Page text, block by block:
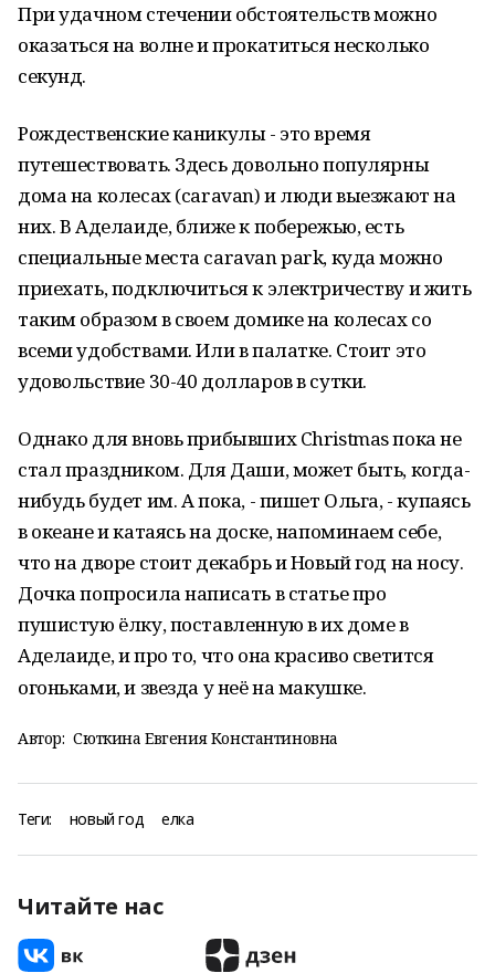
При удачном стечении обстоятельств можно
оказаться на волне и прокатиться несколько
секунд.
Рождественские каникулы - это время
путешествовать. Здесь довольно популярны
дома на колесах (caravan) и люди выезжают на
них. В Аделаиде, ближе к побережью, есть
специальные места caravan park, куда можно
приехать, подключиться к электричеству и жить
таким образом в своем домике на колесах со
всеми удобствами. Или в палатке. Стоит это
удовольствие 30-40 долларов в сутки.
Однако для вновь прибывших Christmas пока не
стал праздником. Для Даши, может быть, когда-
нибудь будет им. А пока, - пишет Ольга, - купаясь
в океане и катаясь на доске, напоминаем себе,
что на дворе стоит декабрь и Новый год на носу.
Дочка попросила написать в статье про
пушистую ёлку, поставленную в их доме в
Аделаиде, и про то, что она красиво светится
огоньками, и звезда у неё на макушке.
Автор: Сюткина Евгения Константиновна
Теги: новый год елка
Читайте нас